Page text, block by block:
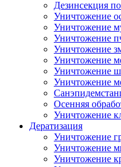
Дезинсекция
Уничтожение
Уничтожение
Уничтожение
Уничтожение
Уничтожение
Уничтожение
Уничтожение
Осенняя
Уничтожение
Дератизация
Уничтожение
Уничтожение
Уничтожение